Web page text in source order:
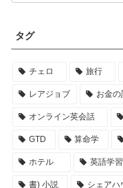
タグ
チェロ 旅行
レアジョブ お金の
オンライン英会話
GTD 算命学
ホテル 英語学
書) 小説 シェアハ